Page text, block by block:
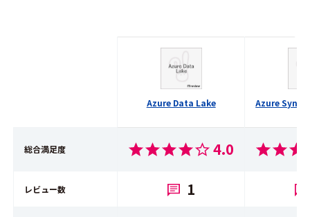
Azure Data Lake Azure
総合満足度 4.0
レビュー数 1